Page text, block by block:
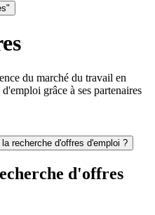
du marché du travail en
grâce à ses partenaires
recherche d'offres d'emploi ?
d'offres